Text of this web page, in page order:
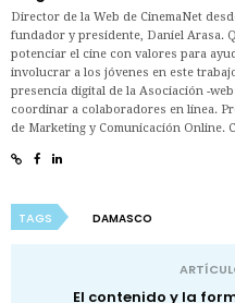
Director de la Web de CinemaNet
fundador y presidente, Daniel Arasa.
potenciar el cine con valores para
involucrar a los jóvenes en este
presencia digital de la Asociación -
coordinar a colaboradores en línea.
de Marketing y Comunicación Online.
TAGS DAMASCO
El contenido y la